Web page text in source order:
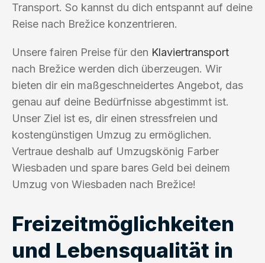
Transport. So kannst du dich entspannt auf deine
Reise nach Brežice konzentrieren.
Unsere fairen Preise für den Klaviertransport
nach Brežice werden dich überzeugen. Wir
bieten dir ein maßgeschneidertes Angebot, das
genau auf deine Bedürfnisse abgestimmt ist.
Unser Ziel ist es, dir einen stressfreien und
kostengünstigen Umzug zu ermöglichen.
Vertraue deshalb auf Umzugskönig Farber
Wiesbaden und spare bares Geld bei deinem
Umzug von Wiesbaden nach Brežice!
Freizeitmöglichkeiten
und Lebensqualität in